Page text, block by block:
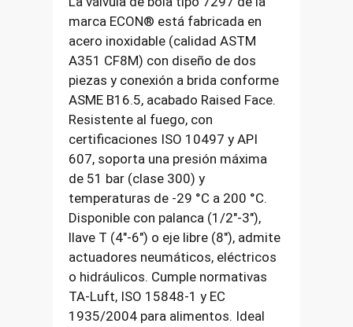
marca ECON® está fabricada en
acero inoxidable (calidad ASTM
A351 CF8M) con diseño de dos
piezas y conexión a brida conforme
ASME B16.5, acabado Raised Face.
Resistente al fuego, con
certificaciones ISO 10497 y API
607, soporta una presión máxima
de 51 bar (clase 300) y
temperaturas de -29 °C a 200 °C.
Disponible con palanca (1/2″-3″),
llave T (4″-6″) o eje libre (8″), admite
actuadores neumáticos, eléctricos
o hidráulicos. Cumple normativas
TA-Luft, ISO 15848-1 y EC
1935/2004 para alimentos. Ideal